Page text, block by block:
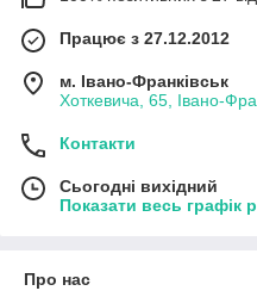
Працює з 27.12.2012
м. Івано-Франківськ
Хоткевича, 65, Івано-
Контакти
Сьогодні вихідний
Показати весь графік
Про нас